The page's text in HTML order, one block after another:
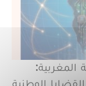
المغربية: